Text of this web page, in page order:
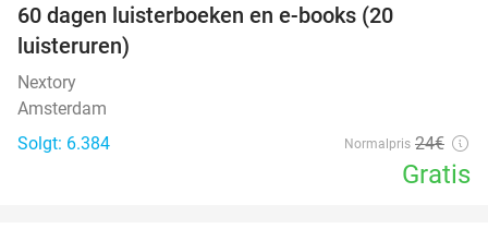
60 dagen luisterboeken en e-books (20
luisteruren)
Nextory
Amsterdam
Solgt: 6.384
Normalpris 24€
Gratis